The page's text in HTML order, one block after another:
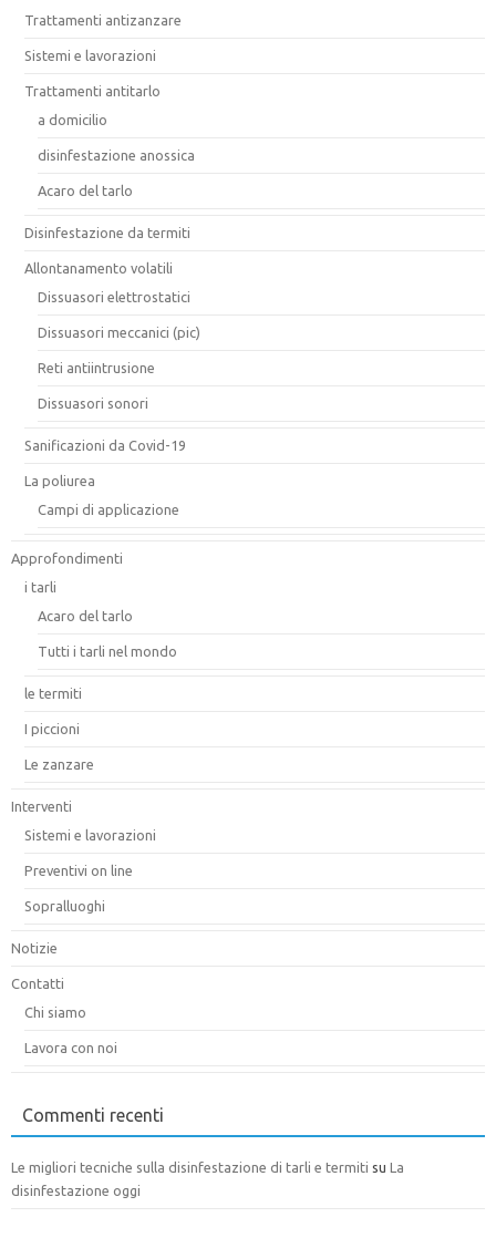
Trattamenti antizanzare
Sistemi e lavorazioni
Trattamenti antitarlo
a domicilio
disinfestazione anossica
Acaro del tarlo
Disinfestazione da termiti
Allontanamento volatili
Dissuasori elettrostatici
Dissuasori meccanici (pic)
Reti antiintrusione
Dissuasori sonori
Sanificazioni da Covid-19
La poliurea
Campi di applicazione
Approfondimenti
i tarli
Acaro del tarlo
Tutti i tarli nel mondo
le termiti
I piccioni
Le zanzare
Interventi
Sistemi e lavorazioni
Preventivi on line
Sopralluoghi
Notizie
Contatti
Chi siamo
Lavora con noi
Commenti recenti
Le migliori tecniche sulla disinfestazione di tarli e termiti su La
disinfestazione oggi